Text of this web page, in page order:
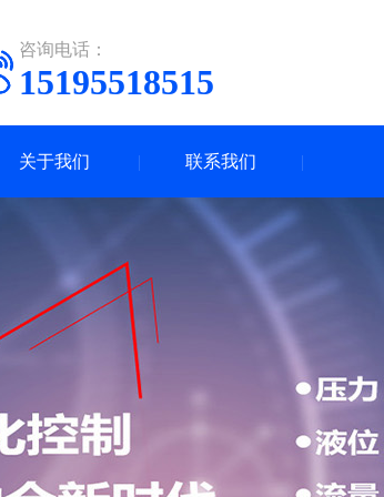
咨询电话：
15195518515
关于我们 联系我们